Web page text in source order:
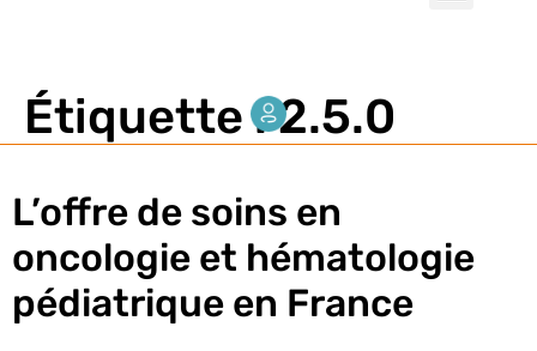
Étiquette :2.5.0
L’offre de soins en
oncologie et hématologie
pédiatrique en France